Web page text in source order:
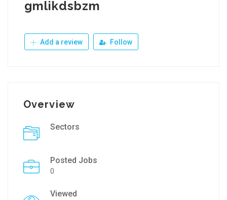
gmlikdsbzm
Add a review Follow
Overview
Sectors
Posted Jobs
0
Viewed